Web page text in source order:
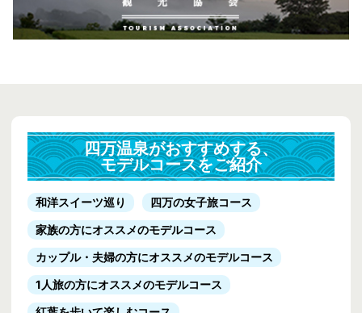
四万温泉がおすすめする、
モデルコースをご紹介
和洋スイーツ巡り
四万の女子旅コース
家族の方にオススメのモデルコース
カップル・夫婦の方にオススメのモデルコース
1人旅の方にオススメのモデルコース